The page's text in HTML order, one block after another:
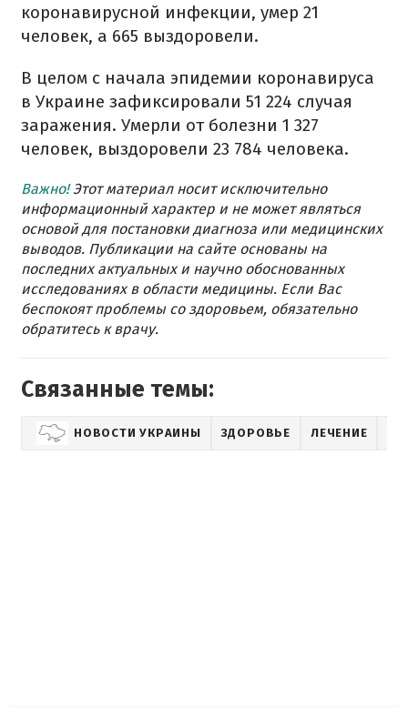
коронавирусной инфекции, умер 21
человек, а 665 выздоровели.
В целом с начала эпидемии коронавируса
в Украине зафиксировали 51 224 случая
заражения. Умерли от болезни 1 327
человек, выздоровели 23 784 человека.
Важно!Этот материал носит исключительно
информационный характер и не может являться
основой для постановки диагноза или медицинских
выводов. Публикации на сайте основаны на
последних актуальных и научно обоснованных
исследованиях в области медицины. Если Вас
беспокоят проблемы со здоровьем, обязательно
обратитесь к врачу.
Связанные темы:
НОВОСТИ УКРАИНЫ ЗДОРОВЬЕ ЛЕЧЕНИЕ